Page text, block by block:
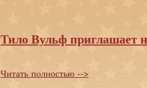
Тило Вульф приглашает
Читать пoлностью -->